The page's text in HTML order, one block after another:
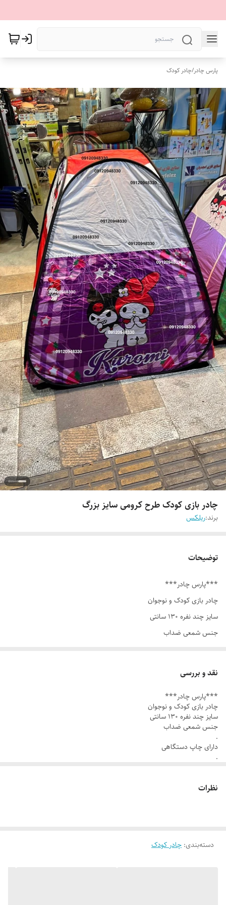
پارس چادر/چادر کودک
چادر بازی کودک طرح کرومی سایز بزرگ
برند:ریلکس
توضیحات
***پارس چادر***
چادر بازی کودک و نوجوان
سایز چند نفره ۱۳۰ سانتی
جنس شمعی ضداب
مناسب چندین کودک با سن مختلف
.
خرید حضوری و ارسال کل کشور داریم
09120948330
09300948330
نقد و بررسی
***پارس چادر***
چادر بازی کودک و نوجوان
سایز چند نفره ۱۳۰ سانتی
جنس شمعی ضداب
.
دارای چاپ دستگاهی
.
خرید حضوری و ارسال کل کشور داریم
نظرات
دسته‌بندی: چادر کودک